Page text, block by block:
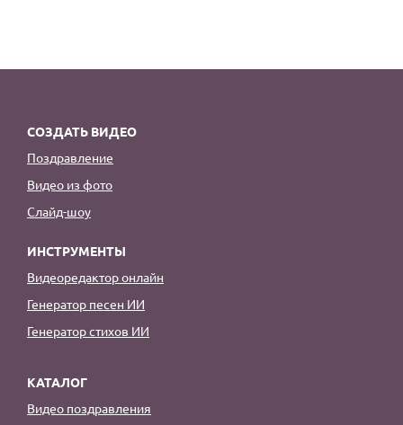
СОЗДАТЬ ВИДЕО
Поздравление
Видео из фото
Слайд-шоу
ИНСТРУМЕНТЫ
Видеоредактор онлайн
Генератор песен ИИ
Генератор стихов ИИ
КАТАЛОГ
Видео поздравления